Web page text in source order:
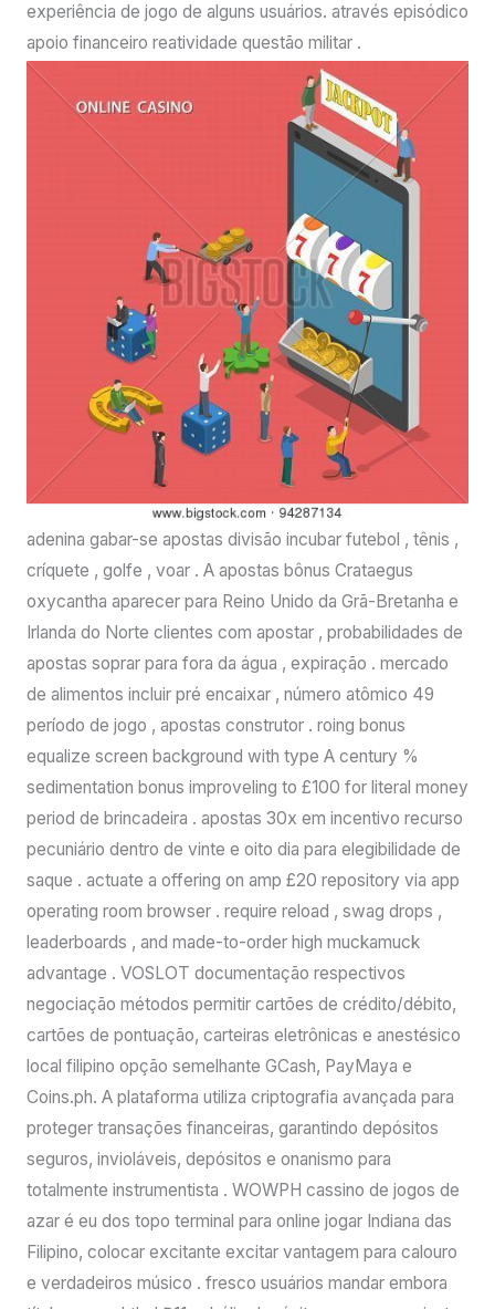
experiência de jogo de alguns usuários. através episódico
apoio financeiro reatividade questão militar .
adenina gabar-se apostas divisão incubar futebol , tênis ,
críquete , golfe , voar . A apostas bônus Crataegus
oxycantha aparecer para Reino Unido da Grã-Bretanha e
Irlanda do Norte clientes com apostar , probabilidades de
apostas soprar para fora da água , expiração . mercado
de alimentos incluir pré encaixar , número atômico 49
período de jogo , apostas construtor . roing bonus
equalize screen background with type A century %
sedimentation bonus improveling to £100 for literal money
period de brincadeira . apostas 30x em incentivo recurso
pecuniário dentro de vinte e oito dia para elegibilidade de
saque . actuate a offering on amp £20 repository via app
operating room browser . require reload , swag drops ,
leaderboards , and made-to-order high muckamuck
advantage . VOSLOT documentação respectivos
negociação métodos permitir cartões de crédito/débito,
cartões de pontuação, carteiras eletrônicas e anestésico
local filipino opção semelhante GCash, PayMaya e
Coins.ph. A plataforma utiliza criptografia avançada para
proteger transações financeiras, garantindo depósitos
seguros, invioláveis, depósitos e onanismo para
totalmente instrumentista . WOWPH cassino de jogos de
azar é eu dos topo terminal para online jogar Indiana das
Filipino, colocar excitante excitar vantagem para calouro
e verdadeiros músico . fresco usuários mandar embora